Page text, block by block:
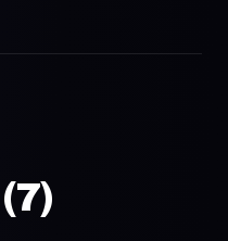
7)